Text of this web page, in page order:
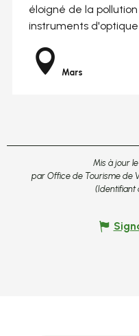
éloigné de la
instruments
Mars
Mis à jour
par Office de Tourisme de
(Identifiant